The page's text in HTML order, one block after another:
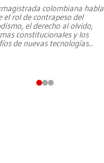
colombiana habla
el rol de contrapeso del
el derecho al olvido,
constitucionales y los
de nuevas tecnologías...